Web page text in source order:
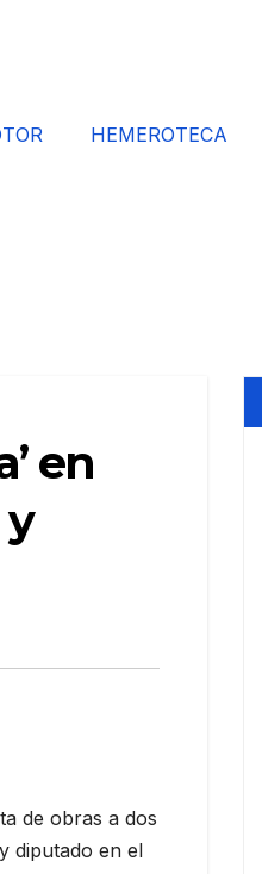
HEMEROTECA
en
de obras a dos
diputado en el